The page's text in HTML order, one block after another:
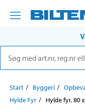
Start Byggeri
Hylde Fyr
Hylde fyr, 80